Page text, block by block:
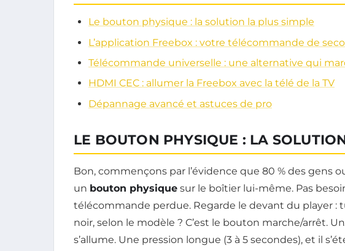
Le bouton physique : la solution la plus simple
L’application Freebox : votre télécommande de
Télécommande universelle : une alternative qui
HDMI CEC : allumer la Freebox avec la télé de la TV
Dépannage avancé et astuces de pro
LE BOUTON PHYSIQUE : LA
Bon, commençons par l’évidence que 80 % des gens
un bouton physique sur le boîtier lui-même. Pas
télécommande perdue. Regarde le devant du player :
noir, selon le modèle ? C’est le bouton marche/arrêt.
s’allume. Une pression longue (3 à 5 secondes), et il